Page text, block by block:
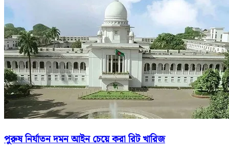
পুরুষ নির্যাতন দমন আইন চেয়ে করা রিট খারিজ